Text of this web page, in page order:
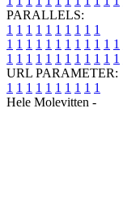
PARALLELS:
1 1 1 1 1 1 1 1 1 1
1 1 1 1 1 1 1 1 1 1 1 1
1 1 1 1 1 1 1 1 1 1 1 1
URL PARAMETER:
1 1 1 1 1 1 1 1 1 1
Hele Molevitten -